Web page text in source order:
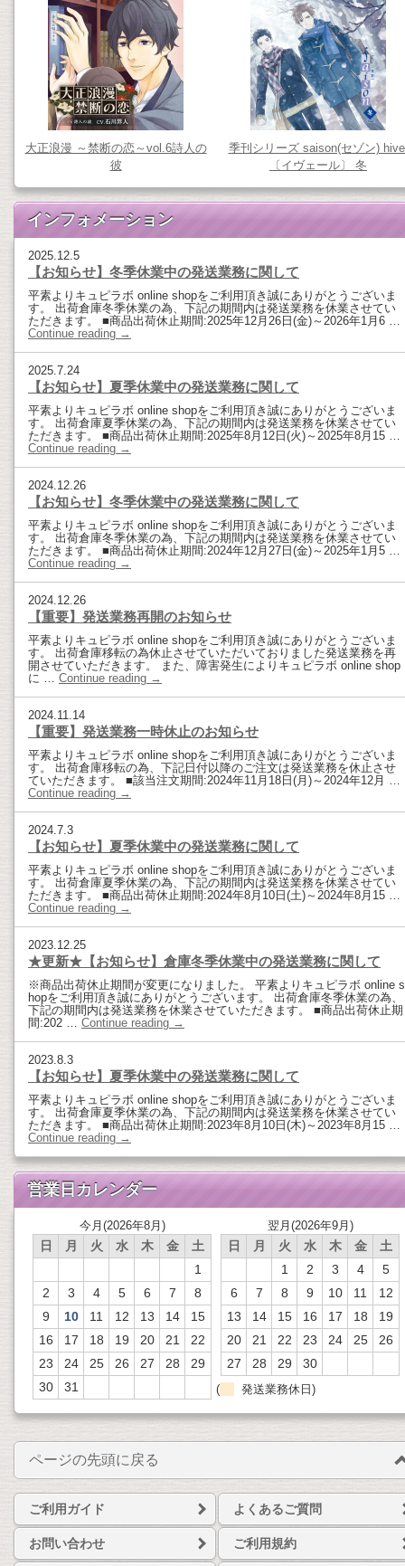
大正浪漫 ～禁断の恋～vol.6詩人の
彼
季刊シリーズ saison(セゾン)
〔イヴェール〕 冬
インフォメーション
2025.12.5
【お知らせ】冬季休業中の発送業務に関して
平素よりキュピラボ online shopをご利用頂き誠にありがとうございま
す。 出荷倉庫冬季休業の為、下記の期間内は発送業務を休業させてい
ただきます。 ■商品出荷休止期間:2025年12月26日(金)～2026年1月6 …
Continue reading →
2025.7.24
【お知らせ】夏季休業中の発送業務に関して
平素よりキュピラボ online shopをご利用頂き誠にありがとうございま
す。 出荷倉庫夏季休業の為、下記の期間内は発送業務を休業させてい
ただきます。 ■商品出荷休止期間:2025年8月12日(火)～2025年8月15 …
Continue reading →
2024.12.26
【お知らせ】冬季休業中の発送業務に関して
平素よりキュピラボ online shopをご利用頂き誠にありがとうございま
す。 出荷倉庫冬季休業の為、下記の期間内は発送業務を休業させてい
ただきます。 ■商品出荷休止期間:2024年12月27日(金)～2025年1月5 …
Continue reading →
2024.12.26
【重要】発送業務再開のお知らせ
平素よりキュピラボ online shopをご利用頂き誠にありがとうございま
す。 出荷倉庫移転の為休止させていただいておりました発送業務を再
開させていただきます。 また、障害発生によりキュピラボ online shop
に … Continue reading →
2024.11.14
【重要】発送業務一時休止のお知らせ
平素よりキュピラボ online shopをご利用頂き誠にありがとうございま
す。 出荷倉庫移転の為、下記日付以降のご注文は発送業務を休止させ
ていただきます。 ■該当注文期間:2024年11月18日(月)～2024年12月 …
Continue reading →
2024.7.3
【お知らせ】夏季休業中の発送業務に関して
平素よりキュピラボ online shopをご利用頂き誠にありがとうございま
す。 出荷倉庫夏季休業の為、下記の期間内は発送業務を休業させてい
ただきます。 ■商品出荷休止期間:2024年8月10日(土)～2024年8月15 …
Continue reading →
2023.12.25
★更新★【お知らせ】倉庫冬季休業中の発送業務に関して
※商品出荷休止期間が変更になりました。 平素よりキュピラボ online s
hopをご利用頂き誠にありがとうございます。 出荷倉庫冬季休業の為、
下記の期間内は発送業務を休業させていただきます。 ■商品出荷休止期
間:202 … Continue reading →
2023.8.3
【お知らせ】夏季休業中の発送業務に関して
平素よりキュピラボ online shopをご利用頂き誠にありがとうございま
す。 出荷倉庫夏季休業の為、下記の期間内は発送業務を休業させてい
ただきます。 ■商品出荷休止期間:2023年8月10日(木)～2023年8月15 …
Continue reading →
営業日カレンダー
今月(2026年8月)
日 月 火 水 木 金
土
1
2
3 4 5 6 7
8
9
10 11 12 13 14
15
16
17 18 19 20 21
22
23
24 25 26 27 28
29
30
31
翌月(2026年9月)
日 月 火 水 木 金
土
1
2 3 4
5
6
7 8 9 10 11
12
13
14 15 16 17 18
19
20
21 22 23 24 25
26
27
28 29 30
( 発送業務休日)
ページの先頭に戻る
ご利用ガイド よくあるご質問
お問い合わせ ご利用規約